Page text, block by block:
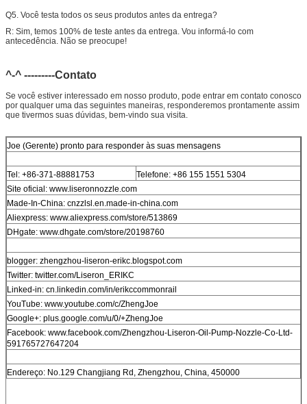
Q5. Você testa todos os seus produtos antes da entrega?
R: Sim, temos 100% de teste antes da entrega. Vou informá-lo com
antecedência. Não se preocupe!
^-^ ---------Contato
Se você estiver interessado em nosso produto, pode entrar em contato conosco
por qualquer uma das seguintes maneiras, responderemos prontamente assim
que tivermos suas dúvidas, bem-vindo sua visita.
Joe (Gerente) pronto para responder às suas mensagens
Tel: +86-371-88881753
Telefone: +86 155 1551 5304
Site oficial: www.liseronnozzle.com
Made-In-China: cnzzlsl.en.made-in-china.com
Aliexpress: www.aliexpress.com/store/513869
DHgate: www.dhgate.com/store/20198760
blogger: zhengzhou-liseron-erikc.blogspot.com
Twitter: twitter.com/Liseron_ERIKC
Linked-in: cn.linkedin.com/in/erikccommonrail
YouTube: www.youtube.com/c/ZhengJoe
Google+: plus.google.com/u/0/+ZhengJoe
Facebook: www.facebook.com/Zhengzhou-Liseron-Oil-Pump-Nozzle-Co-Ltd-
591765727647204
Endereço: No.129 Changjiang Rd, Zhengzhou, China, 450000